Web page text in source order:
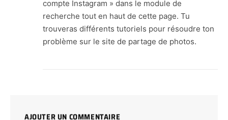
compte Instagram » dans le module de
recherche tout en haut de cette page. Tu
trouveras différents tutoriels pour résoudre ton
problème sur le site de partage de photos.
AJOUTER UN COMMENTAIRE